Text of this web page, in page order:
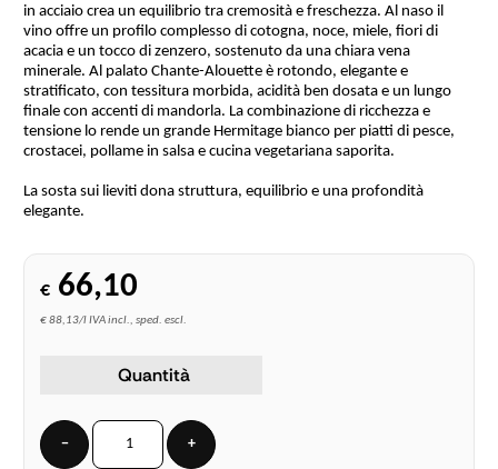
in acciaio crea un equilibrio tra cremosità e freschezza. Al naso il
vino offre un profilo complesso di cotogna, noce, miele, fiori di
acacia e un tocco di zenzero, sostenuto da una chiara vena
minerale. Al palato Chante-Alouette è rotondo, elegante e
stratificato, con tessitura morbida, acidità ben dosata e un lungo
finale con accenti di mandorla. La combinazione di ricchezza e
tensione lo rende un grande Hermitage bianco per piatti di pesce,
crostacei, pollame in salsa e cucina vegetariana saporita.
La sosta sui lieviti dona struttura, equilibrio e una profondità
elegante.
€ 66,10
€ 88,13/l IVA incl., sped. escl.
Quantità
− +